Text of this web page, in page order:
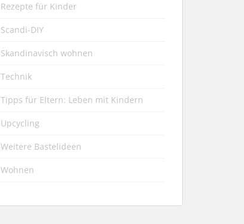
Rezepte für Kinder
Scandi-DIY
Skandinavisch wohnen
Technik
Tipps für Eltern: Leben mit Kindern
Upcycling
Weitere Bastelideen
Wohnen